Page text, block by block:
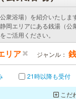
衆浴場）を紹介いたし
岡エリアにある銭湯（
ご活用ください。
リア ジャンル：
21時以降も受付
こだ